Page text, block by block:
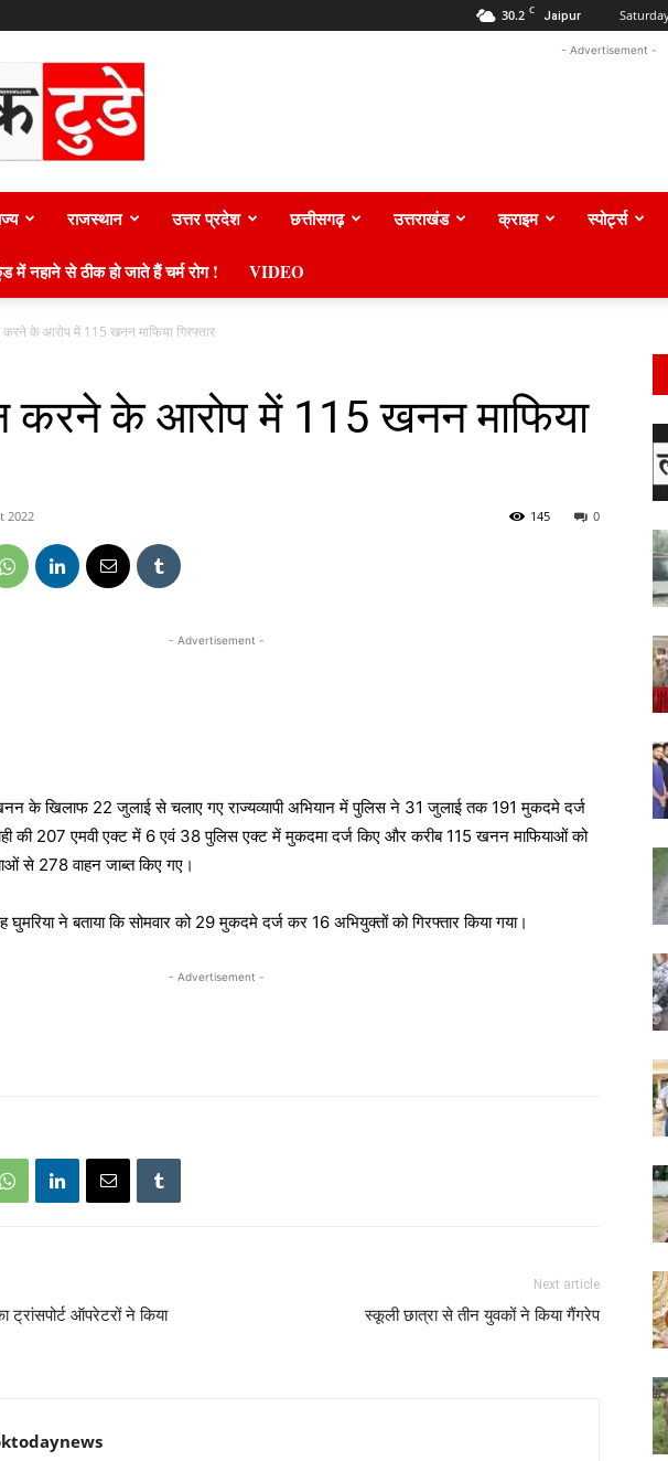
30.2 C Jaipur
टुडे
न्यूज़
- Advertisement -
राजस्थान उत्तर प्रदेश छत्तीसगढ़ उत्तराखंड क्राइम स्पोर्ट्स
में नहाने से ठीक हो जाते हैं चर्म रोग ! VIDEO
के आरोप में 115 खनन माफिया गिरफ्तार
के आरोप में 115 खनन माफिया
2022 0
145
- Advertisement -
के खिलाफ 22 जुलाई से चलाए गए राज्यव्यापी अभियान में पुलिस ने 31 जुलाई तक 191 मुकदमे दर्ज
की 207 एमवी एक्ट में 6 एवं 38 पुलिस एक्ट में मुकदमा दर्ज किए और करीब 115 खनन माफियाओं को
से 278 वाहन जाब्त किए गए।
ने बताया कि सोमवार को 29 मुकदमे दर्ज कर 16 अभियुक्तों को गिरफ्तार किया गया।
- Advertisement -
ट्रांसपोर्ट ऑपरेटरों ने किया
Next article
स्कूली छात्रा से तीन युवकों ने किया गैंगरेप